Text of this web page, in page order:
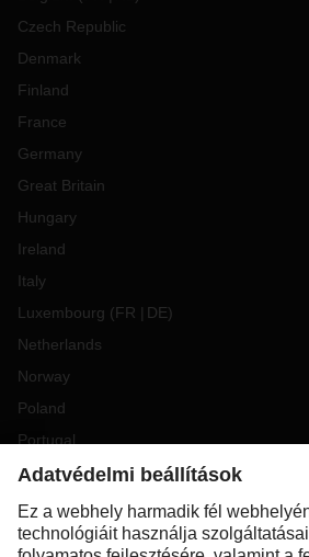
Czech Republic
Denmark
Finland
France
Germany
Great Britain
Hungary
Ireland
Italy
Luxembourg (FR DE)
Netherlands
Norway
Poland
Portugal
Romania
Slovakia
Spain